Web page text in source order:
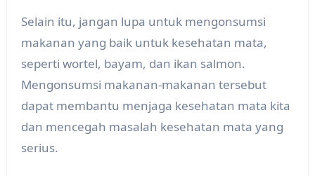
Selain itu, jangan lupa untuk mengonsumsi
makanan yang baik untuk kesehatan mata,
seperti wortel, bayam, dan ikan salmon.
Mengonsumsi makanan-makanan tersebut
dapat membantu menjaga kesehatan mata kita
dan mencegah masalah kesehatan mata yang
serius.